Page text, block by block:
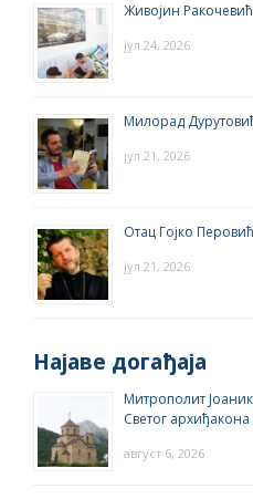
Живојин
јул 24, 2026
Милорад
јул 21, 2026
Отац Гојко
јул 21, 2026
Најаве догађаја
Митрополит
Светог
август 6, 2026